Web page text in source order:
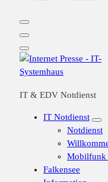
IT & EDV Notdienst
IT Notdienst
Notdienst
Mobilfunk
Falkensee